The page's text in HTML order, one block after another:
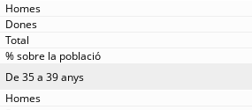
De 35 a 39 anys